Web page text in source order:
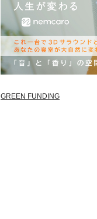
GREEN FUNDING